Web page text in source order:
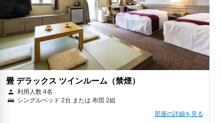
畳 デラックス ツインルーム（禁煙）
利用人数 4名
シングルベッド 2台 または 布団 2組
部屋の詳細を見る